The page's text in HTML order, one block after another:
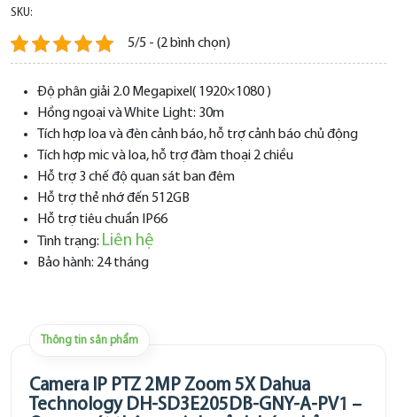
SKU:
5/5 - (2 bình chọn)
Độ phân giải 2.0 Megapixel( 1920×1080 )
Hồng ngoại và White Light: 30m
Tích hợp loa và đèn cảnh báo, hỗ trợ cảnh báo chủ động
Tích hợp mic và loa, hỗ trợ đàm thoại 2 chiều
Hỗ trợ 3 chế độ quan sát ban đêm
Hỗ trợ thẻ nhớ đến 512GB
Hỗ trợ tiêu chuẩn IP66
Tình trạng: Liên hệ
Bảo hành: 24 tháng
Thông tin sản phẩm
Camera IP PTZ 2MP Zoom 5X Dahua
Technology DH-SD3E205DB-GNY-A-PV1 –